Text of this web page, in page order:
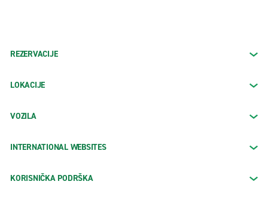
REZERVACIJE
LOKACIJE
VOZILA
INTERNATIONAL WEBSITES
KORISNIČKA PODRŠKA